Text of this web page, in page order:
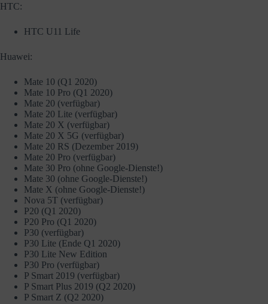
HTC:
HTC U11 Life
Huawei:
Mate 10 (Q1 2020)
Mate 10 Pro (Q1 2020)
Mate 20 (verfügbar)
Mate 20 Lite (verfügbar)
Mate 20 X (verfügbar)
Mate 20 X 5G (verfügbar)
Mate 20 RS (Dezember 2019)
Mate 20 Pro (verfügbar)
Mate 30 Pro (ohne Google-Dienste!)
Mate 30 (ohne Google-Dienste!)
Mate X (ohne Google-Dienste!)
Nova 5T (verfügbar)
P20 (Q1 2020)
P20 Pro (Q1 2020)
P30 (verfügbar)
P30 Lite (Ende Q1 2020)
P30 Lite New Edition
P30 Pro (verfügbar)
P Smart 2019 (verfügbar)
P Smart Plus 2019 (Q2 2020)
P Smart Z (Q2 2020)